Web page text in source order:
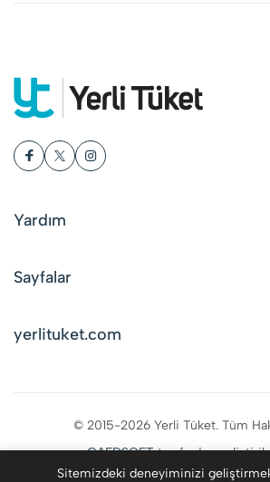
Yardım
Sayfalar
yerlituket.com
© 2015-2026 Yerli Tüket. Tüm
CAFDSOFTtarafından
Sitemizdeki deneyiminizi